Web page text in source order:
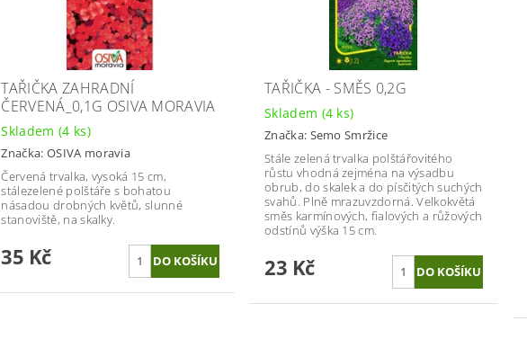
TAŘIČKA ZAHRADNÍ
ČERVENÁ_0,1G OSIVA MORAVIA
Skladem (4 ks)
Značka: OSIVA moravia
Červená trvalka, vysoká 15 cm,
stálezelené polštáře s bohatou
násadou drobných květů, slunné
stanoviště, na skalky.
35 Kč
TAŘIČKA - SMĚS 0,2G
Skladem (4 ks)
Značka: Semo Smržice
Stále zelená trvalka polštářovitého
růstu vhodná zejména na výsadbu
obrub, do skalek a do písčitých suchých
svahů. Plně mrazuvzdorná. Velkokvětá
směs karmínových, fialových a růžových
odstínů výška 15 cm.
23 Kč